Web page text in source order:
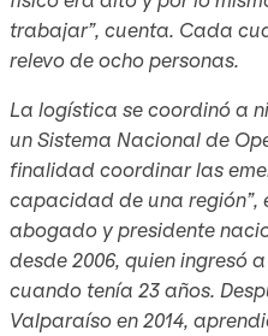
trabajar”, cuenta. Cada
relevo de ocho personas.
La logística se coordinó a
un Sistema Nacional de
finalidad coordinar las
capacidad de una región”,
abogado y presidente
desde 2006, quien ingresó
cuando tenía 23 años.
Valparaíso en 2014,